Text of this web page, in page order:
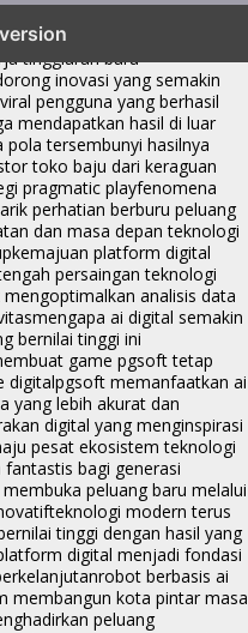
menjadi kunci analisis data
tinggiarah baru
inovasi yang semakin
pengguna yang berhasil
mendapatkan hasil di luar
tersembunyi hasilnya
toko baju dari keraguan
pragmatic playfenomena
perhatian berburu peluang
dan masa depan teknologi
kemajuan platform digital
persaingan teknologi
analisis data
mengapa ai digital semakin
bernilai tinggi ini
game pgsoft tetap
digitalpgsoft memanfaatkan ai
yang lebih akurat dan
digital yang menginspirasi
pesat ekosistem teknologi
bagi generasi
peluang baru melalui
teknologi modern terus
tinggi dengan hasil yang
digital menjadi fondasi
robot berbasis ai
membangun kota pintar masa
peluang